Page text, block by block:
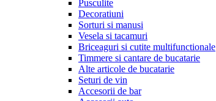
Pusculite
Decoratiuni
Sorturi si manusi
Vesela si tacamuri
Briceaguri si cutite multifunctionale
Timmere si cantare de bucatarie
Alte articole de bucatarie
Seturi de vin
Accesorii de bar